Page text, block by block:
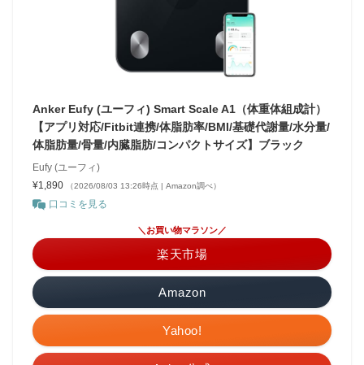
Anker Eufy (ユーフィ) Smart Scale A1（体重体組成計）
【アプリ対応/Fitbit連携/体脂肪率/BMI/基礎代謝量/水分量/
体脂肪量/骨量/内臓脂肪/コンパクトサイズ】ブラック
Eufy (ユーフィ)
¥1,890
（2026/08/03 13:26時点 | Amazon調べ）
口コミを見る
Amazon
＼お買い物マラソン／
楽天市場
Yahoo!